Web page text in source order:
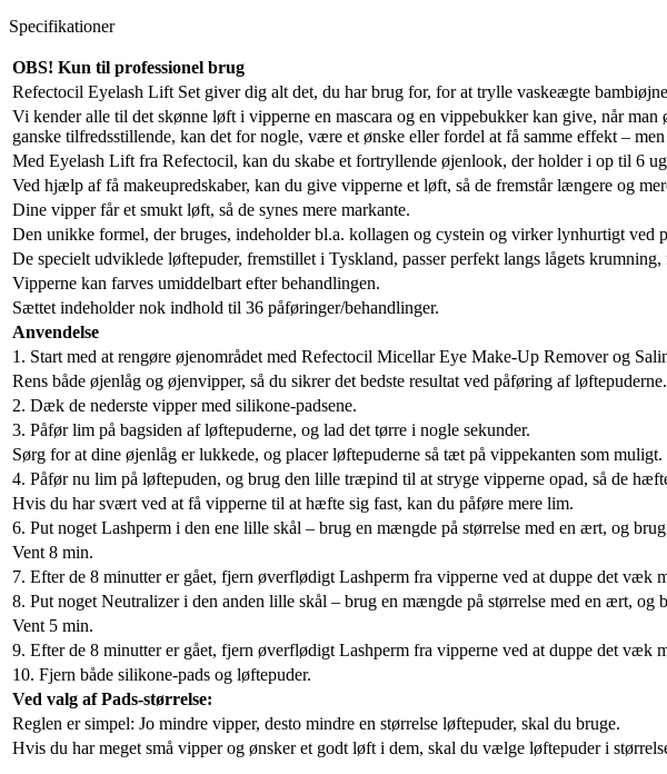
Specifikationer
OBS! Kun til professionel brug
Refectocil Eyelash Lift Set giver dig alt det, du har brug for, for at trylle vaskeægte
Vi kender alle til det skønne løft i vipperne en mascara og en vippebukker kan give, når
ganske tilfredsstillende, kan det for nogle, være et ønske eller fordel at få samme effekt –
Med Eyelash Lift fra Refectocil, kan du skabe et fortryllende øjenlook, der holder i op til 6
Ved hjælp af få makeupredskaber, kan du give vipperne et løft, så de fremstår længere og
Dine vipper får et smukt løft, så de synes mere markante.
Den unikke formel, der bruges, indeholder bl.a. kollagen og cystein og virker lynhurtigt ved
De specielt udviklede løftepuder, fremstillet i Tyskland, passer perfekt langs lågets
Vipperne kan farves umiddelbart efter behandlingen.
Sættet indeholder nok indhold til 36 påføringer/behandlinger.
Anvendelse
1. Start med at rengøre øjenområdet med Refectocil Micellar Eye Make-Up Remover og
Rens både øjenlåg og øjenvipper, så du sikrer det bedste resultat ved påføring af løftepuderne.
2. Dæk de nederste vipper med silikone-padsene.
3. Påfør lim på bagsiden af løftepuderne, og lad det tørre i nogle sekunder.
Sørg for at dine øjenlåg er lukkede, og placer løftepuderne så tæt på vippekanten som muligt.
4. Påfør nu lim på løftepuden, og brug den lille træpind til at stryge vipperne opad, så de
Hvis du har svært ved at få vipperne til at hæfte sig fast, kan du påføre mere lim.
6. Put noget Lashperm i den ene lille skål – brug en mængde på størrelse med en ært, og
Vent 8 min.
7. Efter de 8 minutter er gået, fjern øverflødigt Lashperm fra vipperne ved at duppe det væk
8. Put noget Neutralizer i den anden lille skål – brug en mængde på størrelse med en ært, og
Vent 5 min.
9. Efter de 8 minutter er gået, fjern øverflødigt Lashperm fra vipperne ved at duppe det væk
10. Fjern både silikone-pads og løftepuder.
Ved valg af Pads-størrelse:
Reglen er simpel: Jo mindre vipper, desto mindre en størrelse løftepuder, skal du bruge.
Hvis du har meget små vipper og ønsker et godt løft i dem, skal du vælge løftepuder i